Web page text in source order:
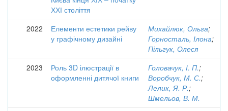
ХХІ століття
2022
Елементи естетики рейву
у графічному дизайні
Михайлюк, Ольга;
Горносталь, Ілона;
Пільгук, Олеся
2023
Роль 3D ілюстрації в
оформленні дитячої книги
Головачук, І. П.;
Воробчук, М. С.;
Лелик, Я. Р.;
Шмельов, В. М.